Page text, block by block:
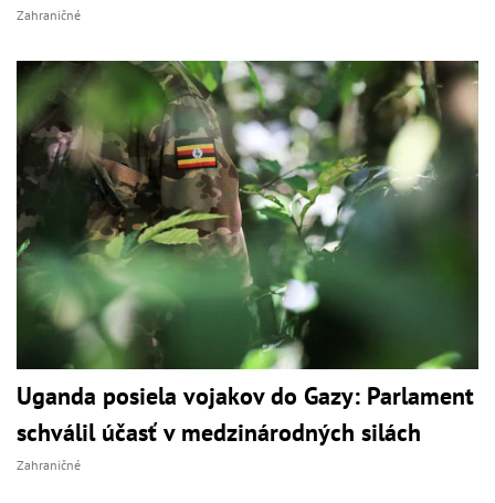
Zahraničné
Uganda posiela vojakov do Gazy: Parlament
schválil účasť v medzinárodných silách
Zahraničné